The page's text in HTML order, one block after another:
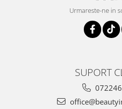
Urmareste-ne in
SUPORT